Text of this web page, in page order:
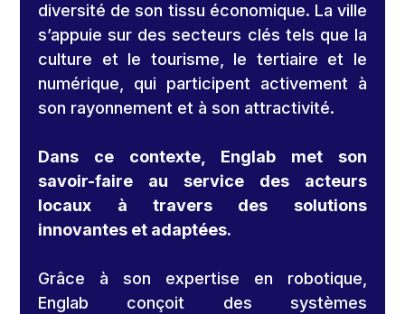
diversité de son tissu économique. La ville
s’appuie sur des secteurs clés tels que la
culture et le tourisme, le tertiaire et le
numérique, qui participent activement à
son rayonnement et à son attractivité.
Dans ce contexte, Englab met son
savoir-faire au service des acteurs
locaux à travers des solutions
innovantes et adaptées.
Grâce à son expertise en robotique,
Englab conçoit des systèmes